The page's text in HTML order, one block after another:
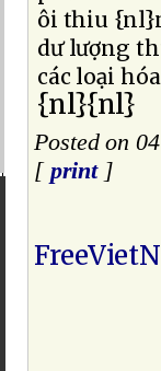
ôi thiu
dư lượng
các loại
{nl}{nl}
Posted on
[ print]